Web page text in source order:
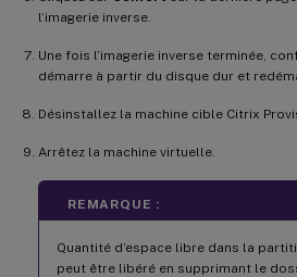
l’imagerie inverse.
Une fois l’imagerie inverse terminée,
démarre à partir du disque dur et
Désinstallez la machine cible Citrix
Arrêtez la machine virtuelle.
REMARQUE :
Quantité d’espace libre dans la
peut être libéré en supprimant le